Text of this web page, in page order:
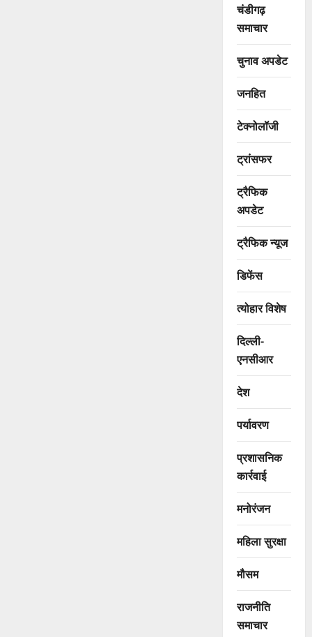
चंडीगढ़
समाचार
चुनाव अपडेट
जनहित
टेक्नोलॉजी
ट्रांसफर
ट्रैफिक
अपडेट
ट्रैफिक न्यूज
डिफेंस
त्योहार विशेष
दिल्ली-
एनसीआर
देश
पर्यावरण
प्रशासनिक
कार्रवाई
मनोरंजन
महिला सुरक्षा
मौसम
राजनीति
समाचार